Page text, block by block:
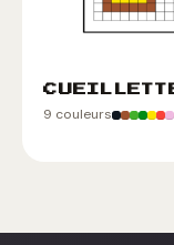
9 couleurs